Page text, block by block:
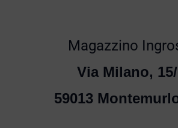
Magazzino
Via Milano,
59013